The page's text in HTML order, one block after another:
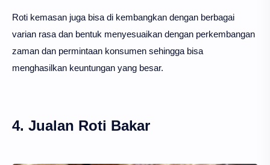
Roti kemasan juga bisa di kembangkan dengan berbagai
varian rasa dan bentuk menyesuaikan dengan perkembangan
zaman dan permintaan konsumen sehingga bisa
menghasilkan keuntungan yang besar.
4. Jualan Roti Bakar